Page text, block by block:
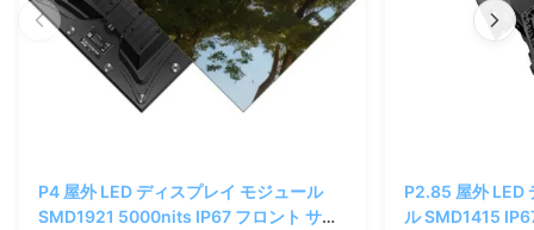
P4 屋外 LED ディスプレイ モジュール
SMD1921 5000nits IP67 フロント サー
P2.85 屋外 LED
ル SMD1415